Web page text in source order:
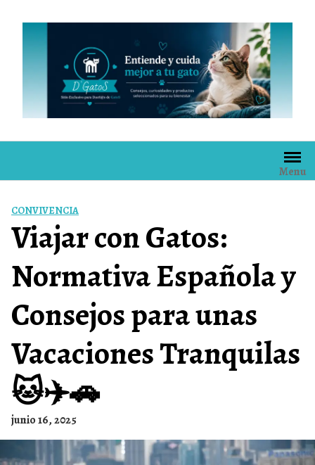
Menu
CONVIVENCIA
Viajar con Gatos:
Normativa Española y
Consejos para unas
Vacaciones Tranquilas
🐱✈️🚗
junio 16, 2025